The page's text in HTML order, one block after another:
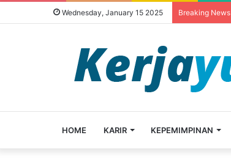
Wednesday, January 15 2025 Breaking News
HOME KARIR KEPEMIMPINAN